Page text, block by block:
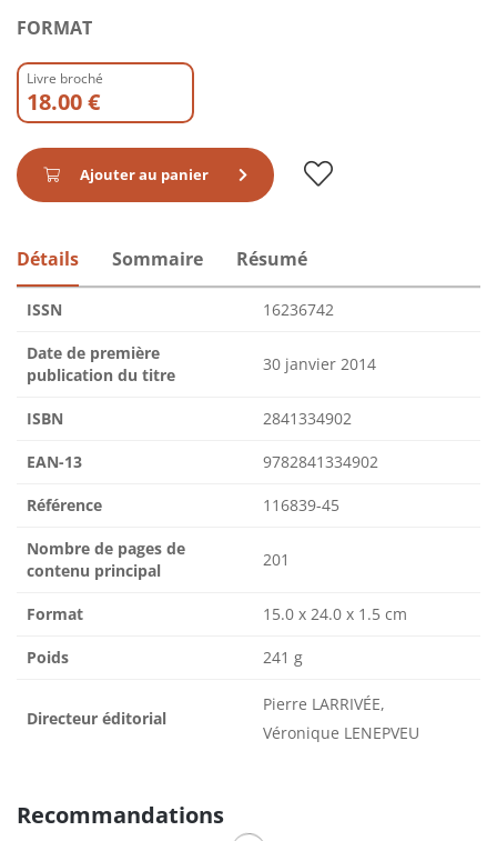
FORMAT
Livre broché
18.00 €
Ajouter au panier
Détails Sommaire Résumé
ISSN 16236742
Date de première
publication du titre
30 janvier 2014
ISBN 2841334902
EAN-13 9782841334902
Référence 116839-45
Nombre de pages de
contenu principal
201
Format 15.0 x 24.0 x 1.5 cm
Poids 241 g
Directeur éditorial
Pierre LARRIVÉE,
Véronique LENEPVEU
Recommandations